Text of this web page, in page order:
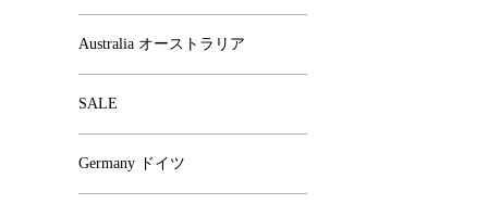
Australia オーストラリア
SALE
Germany ドイツ